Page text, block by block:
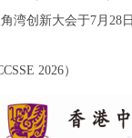
湾创新大会于7月28
2026）